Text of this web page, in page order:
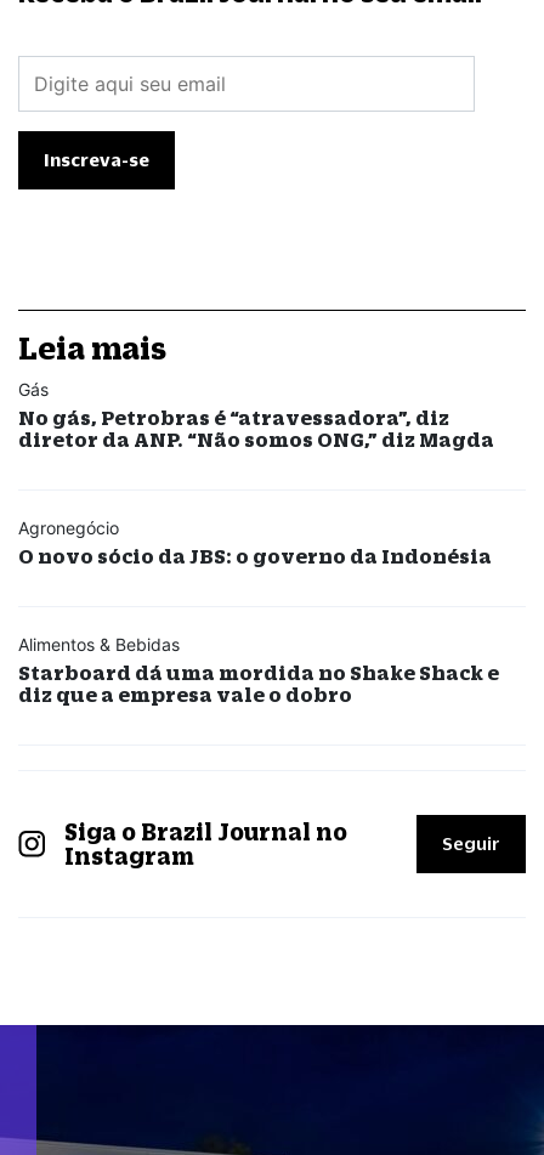
Leia mais
Gás
No gás, Petrobras é “atravessadora”, diz
diretor da ANP. “Não somos ONG,” diz Magda
Agronegócio
O novo sócio da JBS: o governo da Indonésia
Alimentos & Bebidas
Starboard dá uma mordida no Shake Shack e
diz que a empresa vale o dobro
Siga o Brazil Journal no
Instagram
Seguir